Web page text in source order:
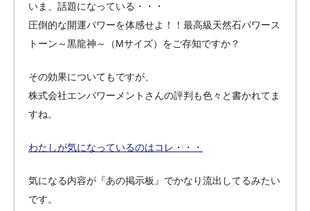
いま、話題になっている・・・
圧倒的な開運パワーを体感せよ！！最高級天然石パワース
トーン～黒龍神～（Mサイズ）をご存知ですか？
その効果についてもですが、
株式会社エンパワーメントさんの評判も色々と書かれてま
すね。
わたしが気になっているのはコレ・・・
気になる内容が『あの掲示板』でかなり流出してるみたい
です。